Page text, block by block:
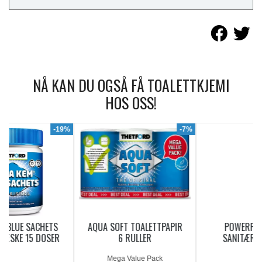
NÅ KAN DU OGSÅ FÅ TOALETTKJEMI
HOS OSS!
-7%
AQUA SOFT TOALETTPAPIR
6 RULLER
POWERPODS BLUE
SANITÆRVÆSKE 20